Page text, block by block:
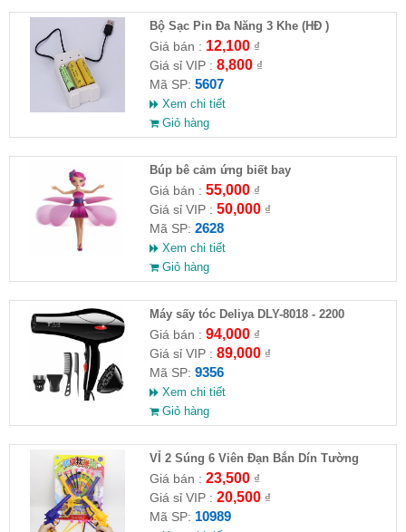
Bộ Sạc Pin Đa Năng 3 Khe (HĐ )
Giá bán : 12,100₫
Giá sỉ VIP : 8,800₫
Mã SP: 5607
Xem chi tiết
Giỏ hàng
​Búp bê cảm ứng biết bay
Giá bán : 55,000₫
Giá sỉ VIP : 50,000₫
Mã SP: 2628
Xem chi tiết
Giỏ hàng
Máy sấy tóc Deliya DLY-8018 - 2200
Giá bán : 94,000₫
Giá sỉ VIP : 89,000₫
Mã SP: 9356
Xem chi tiết
Giỏ hàng
VỈ 2 Súng 6 Viên Đạn Bắn Dín Tường
Giá bán : 23,500₫
Giá sỉ VIP : 20,500₫
Mã SP: 10989